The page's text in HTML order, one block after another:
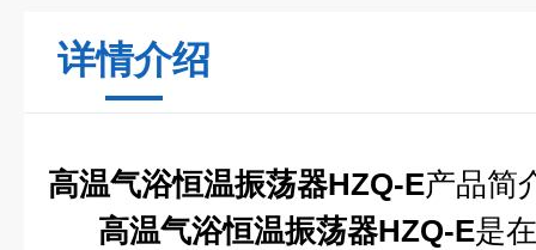
详情介绍
高温气浴恒温振荡器HZQ-E产品简
高温气浴恒温振荡器HZQ-E是